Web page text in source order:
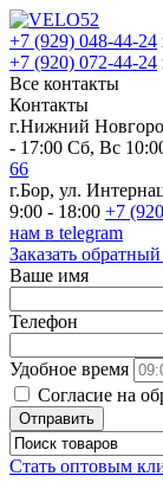
+7 (929) 048-44-24
+7 (920) 072-44-24
Все контакты
Контакты
г.Нижний
- 17:00 Сб, Вс
66
г.Бор, ул.
9:00 - 18:00 +7
нам в telegram
Заказать
Ваше имя
Телефон
Удобное время
Согласие на
Отправить
Стать оптовым